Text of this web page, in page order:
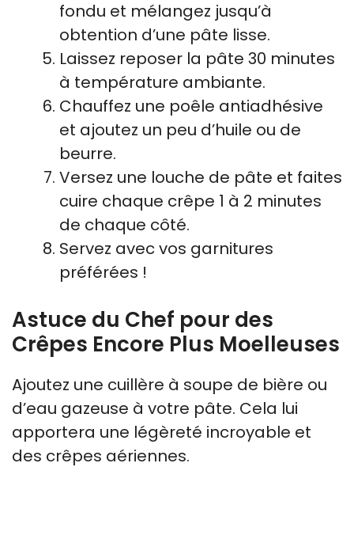
fondu et mélangez jusqu’à
obtention d’une pâte lisse.
Laissez reposer la pâte 30 minutes
à température ambiante.
Chauffez une poêle antiadhésive
et ajoutez un peu d’huile ou de
beurre.
Versez une louche de pâte et faites
cuire chaque crêpe 1 à 2 minutes
de chaque côté.
Servez avec vos garnitures
préférées !
Astuce du Chef pour des
Crêpes Encore Plus Moelleuses
Ajoutez une cuillère à soupe de bière ou
d’eau gazeuse à votre pâte. Cela lui
apportera une légèreté incroyable et
des crêpes aériennes.